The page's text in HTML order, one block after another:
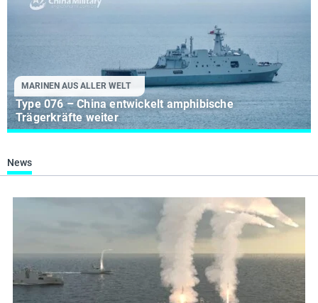
MARINEN AUS ALLER WELT
Type 076 – China entwickelt amphibische
Trägerkräfte weiter
News